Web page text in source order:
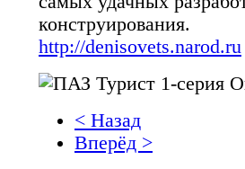
конструирования.
http://denisovets.narod.ru
< Назад
Вперёд >